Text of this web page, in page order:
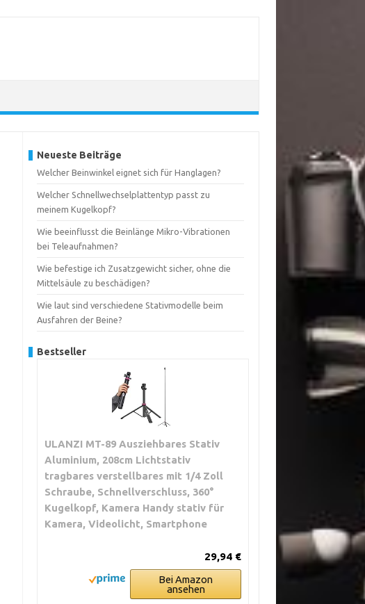
Neueste Beiträge
Welcher Beinwinkel eignet sich für Hanglagen?
Welcher Schnellwechselplattentyp passt zu
meinem Kugelkopf?
Wie beeinflusst die Beinlänge Mikro-Vibrationen
bei Teleaufnahmen?
Wie befestige ich Zusatzgewicht sicher, ohne die
Mittelsäule zu beschädigen?
Wie laut sind verschiedene Stativmodelle beim
Ausfahren der Beine?
Bestseller
ULANZI MT-89 Ausziehbares Stativ
Aluminium, 208cm Lichtstativ
tragbares verstellbares mit 1/4 Zoll
Schraube, Schnellverschluss, 360°
Kugelkopf, Kamera Handy stativ für
Kamera, Videolicht, Smartphone
29,94 €
Bei Amazon
ansehen